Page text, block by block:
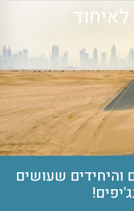
והיחידים שעושים